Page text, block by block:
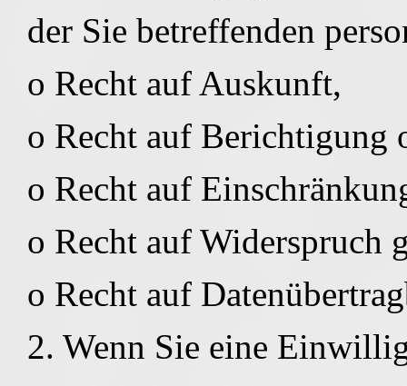
der Sie betreffenden
o Recht auf Auskunft,
o Recht auf Berichtigung
o Recht auf
o Recht auf Widerspruch
o Recht auf
2. Wenn Sie eine